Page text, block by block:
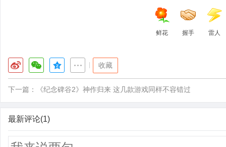
鲜花 握手 雷人
收藏
下一篇： 《纪念碑谷2》神作归来 这几款游戏同样不容错过
最新评论(1)